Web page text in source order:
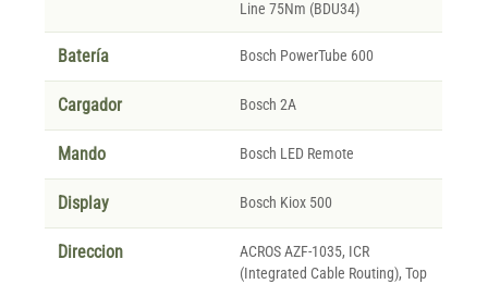
Line 75Nm (BDU34)
Batería Bosch PowerTube 600
Cargador Bosch 2A
Mando Bosch LED Remote
Display Bosch Kiox 500
Direccion
ACROS AZF-1035, ICR
(Integrated Cable Routing), Top